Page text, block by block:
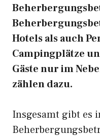
Hotels als auch
Campingplätze
Gäste nur im
zählen dazu.
Insgesamt gibt es